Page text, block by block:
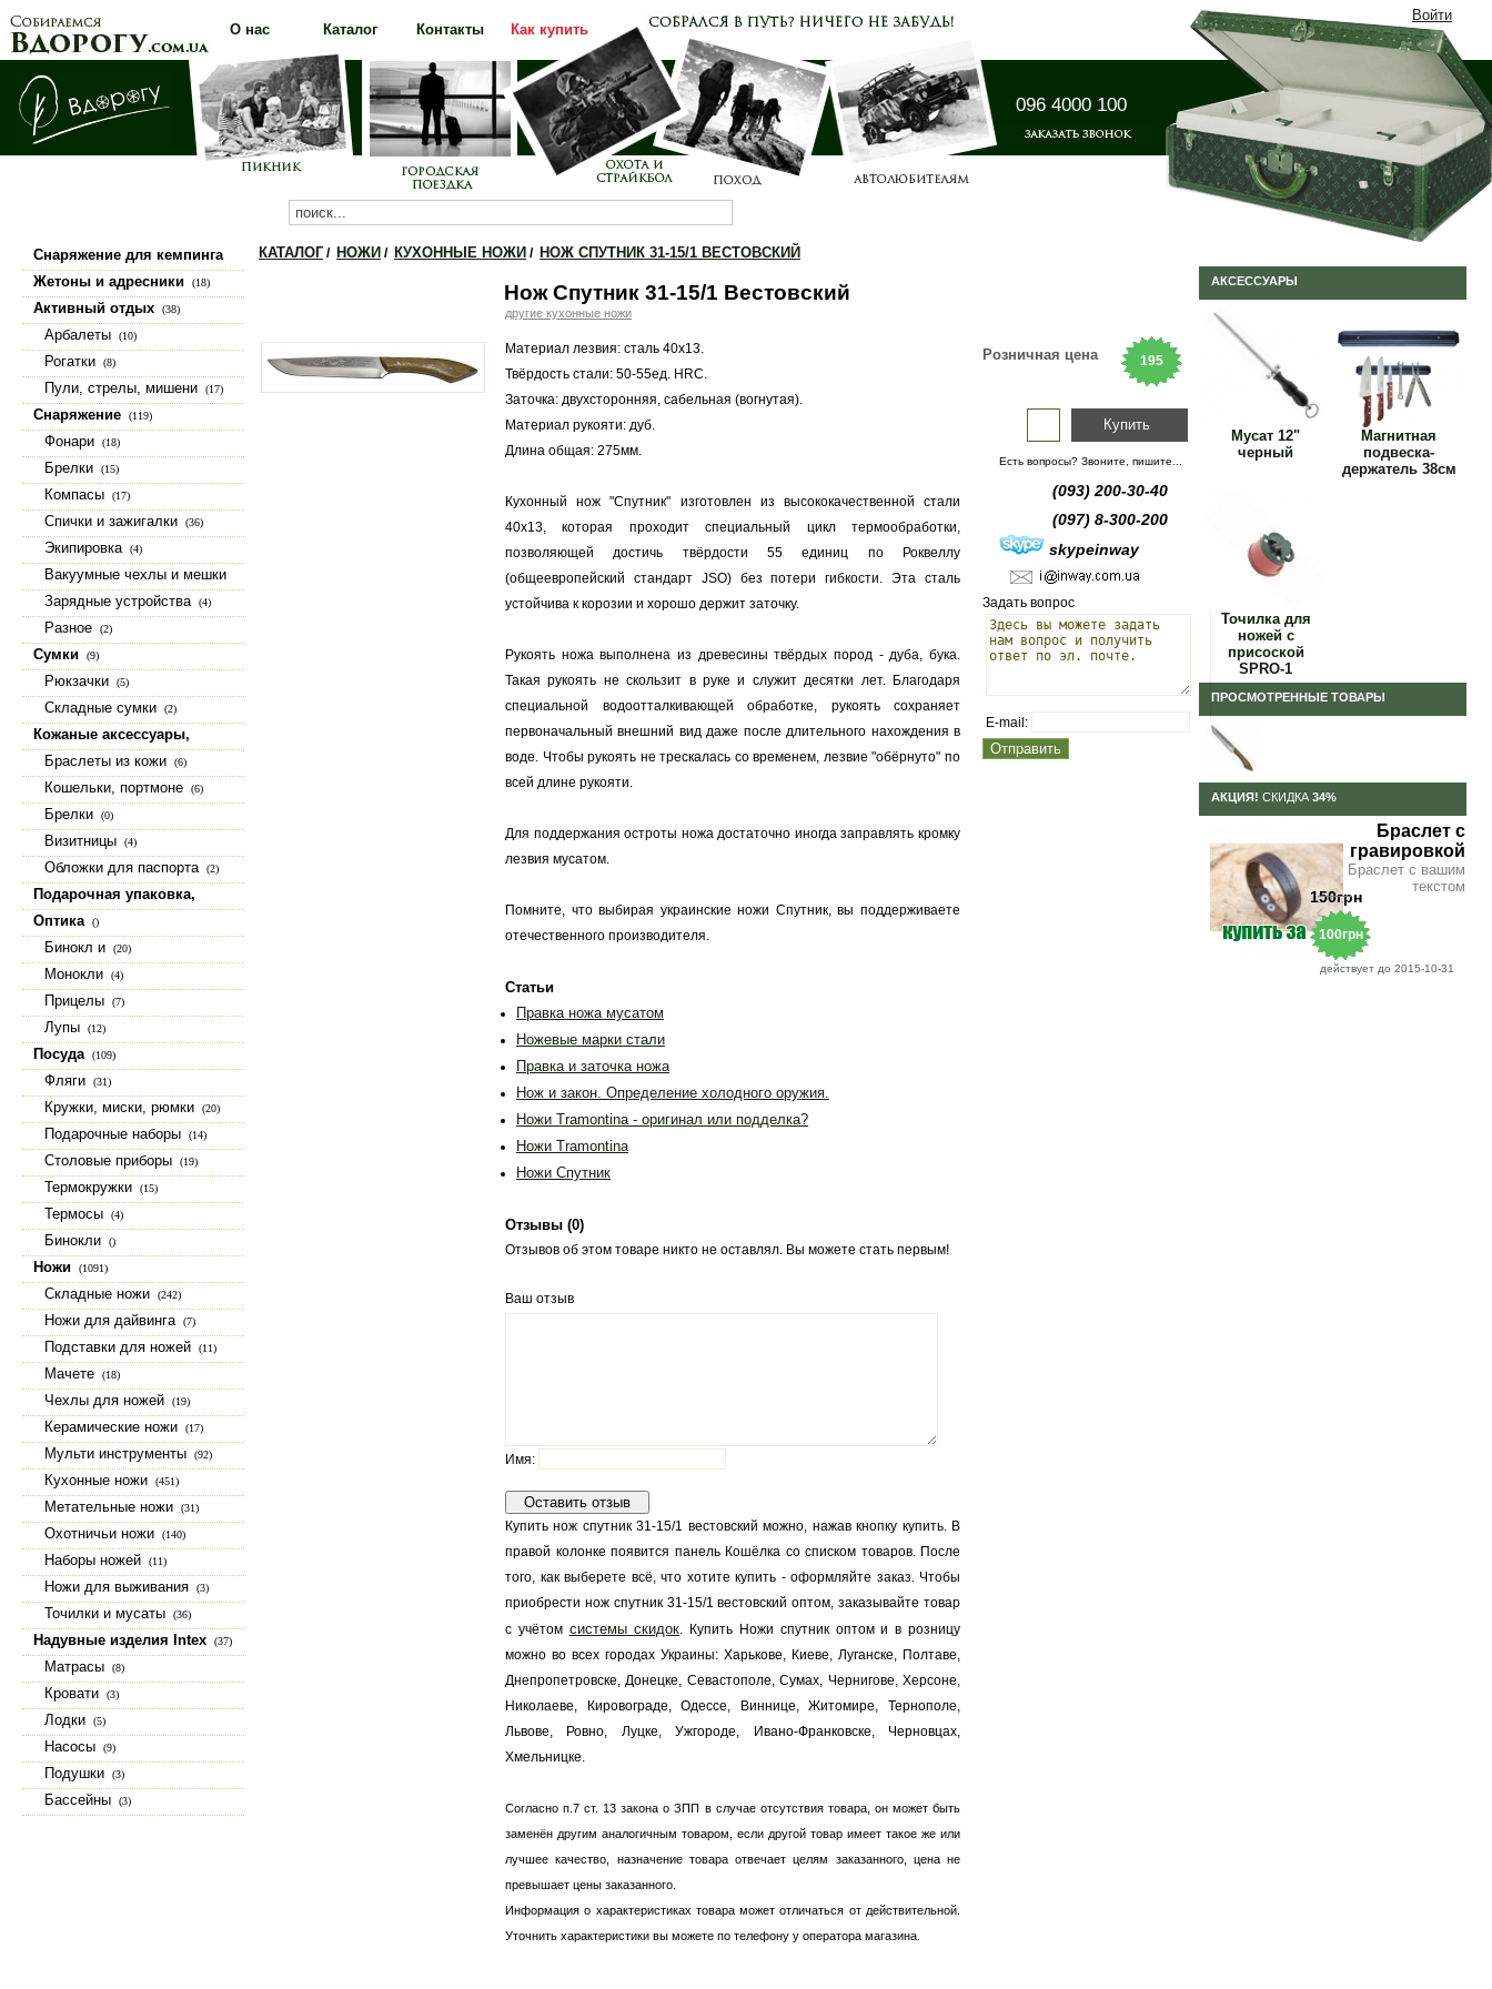
096 4000 100
О нас Каталог Контакты Как купить
Прайс-лист
Каталог
Снаряжение для кемпинга
(100)
Жетоны и адресники (18)
Активный отдых (38)
Арбалеты (10)
Рогатки (8)
Пули, стрелы, мишени (17)
Снаряжение (119)
Фонари (18)
Брелки (15)
Компасы (17)
Спички и зажигалки (36)
Экипировка (4)
Вакуумные чехлы и мешки
Зарядные устройства (4)
Разное (2)
Сумки (9)
Рюкзачки (5)
Складные сумки (2)
Кожаные аксессуары,
изделия из натуральной кожи
(23)
Браслеты из кожи (6)
Кошельки, портмоне (6)
Брелки (0)
Визитницы (4)
Обложки для паспорта (2)
Подарочная упаковка,
коробки, шкатулки
Оптика ()
Бинокл и (20)
Монокли (4)
Прицелы (7)
Лупы (12)
Посуда (109)
Фляги (31)
Кружки, миски, рюмки (20)
Подарочные наборы (14)
Столовые приборы (19)
Термокружки (15)
Термосы (4)
Бинокли ()
Ножи (1091)
Складные ножи (242)
Ножи для дайвинга (7)
Подставки для ножей (11)
Мачете (18)
Чехлы для ножей (19)
Керамические ножи (17)
Мульти инструменты (92)
Кухонные ножи (451)
Метательные ножи (31)
Охотничьи ножи (140)
Наборы ножей (11)
Ножи для выживания (3)
Точилки и мусаты (36)
Надувные изделия Intex (37)
Матрасы (8)
Кровати (3)
Лодки (5)
Насосы (9)
Подушки (3)
Бассейны (3)
КАТАЛОГ / НОЖИ / КУХОННЫЕ НОЖИ / НОЖ СПУТНИК 31-15/1 ВЕСТОВСКИЙ
Нож Спутник 31-15/1 Вестовский
другие кухонные ножи
Материал лезвия: сталь 40х13.
Твёрдость стали: 50-55ед. HRC.
Заточка: двухсторонняя, сабельная (вогнутая).
Материал рукояти: дуб.
Длина общая: 275мм.
Кухонный нож "Спутник" изготовлен из высококачественной стали
40х13, которая проходит специальный цикл термообработки,
позволяющей достичь твёрдости 55 единиц по Роквеллу
(общеевропейский стандарт JSO) без потери гибкости. Эта сталь
устойчива к корозии и хорошо держит заточку.
Рукоять ножа выполнена из древесины твёрдых пород - дуба, бука.
Такая рукоять не скользит в руке и служит десятки лет. Благодаря
специальной водоотталкивающей обработке, рукоять сохраняет
первоначальный внешний вид даже после длительного нахождения в
воде. Чтобы рукоять не трескалась со временем, лезвие "обёрнуто" по
всей длине рукояти.
Для поддержания остроты ножа достаточно иногда заправлять кромку
лезвия мусатом.
Помните, что выбирая украинские ножи Спутник, вы поддерживаете
отечественного производителя.
Статьи
Правка ножа мусатом
Ножевые марки стали
Правка и заточка ножа
Нож и закон. Определение холодного оружия.
Ножи Tramontina - оригинал или подделка?
Ножи Tramontina
Ножи Спутник
Отзывы (0)
Отзывов об этом товаре никто не оставлял. Вы можете стать первым!
Ваш отзыв
Имя:
Купить нож спутник 31-15/1 вестовский можно, нажав кнопку купить. В
правой колонке появится панель Кошёлка со списком товаров. После
того, как выберете всё, что хотите купить - оформляйте заказ. Чтобы
приобрести нож спутник 31-15/1 вестовский оптом, заказывайте товар
с учётом системы скидок. Купить Ножи спутник оптом и в розницу
можно во всех городах Украины: Харькове, Киеве, Луганске, Полтаве,
Днепропетровске, Донецке, Севастополе, Сумах, Чернигове, Херсоне,
Николаеве, Кировограде, Одессе, Виннице, Житомире, Тернополе,
Львове, Ровно, Луцке, Ужгороде, Ивано-Франковске, Черновцах,
Хмельницке.
Согласно п.7 ст. 13 закона о ЗПП в случае отсутствия товара, он может быть
заменён другим аналогичным товаром, если другой товар имеет такое же или
лучшее качество, назначение товара отвечает целям заказанного, цена не
превышает цены заказанного.
Информация о характеристиках товара может отличаться от действительной.
Уточнить характеристики вы можете по телефону у оператора магазина.
195
грн
Розничная цена
Купить
Есть вопросы? Звоните, пишите...
(093) 200-30-40
(097) 8-300-200
skypeinway
Задать вопрос
E-mail:
АКСЕССУАРЫ
Мусат 12"
черный
Магнитная
подвеска-
держатель 38см
Точилка для
ножей с
присоской
SPRO-1
ПРОСМОТРЕННЫЕ ТОВАРЫ
АКЦИЯ! СКИДКА 34%
Браслет с
гравировкой
Браслет с вашим
текстом
150грн
100грн
действует до 2015-10-31
Войти